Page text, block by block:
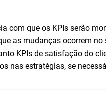
com que os KPIs serão
as mudanças ocorrem
KPIs de satisfação do
nas estratégias, se